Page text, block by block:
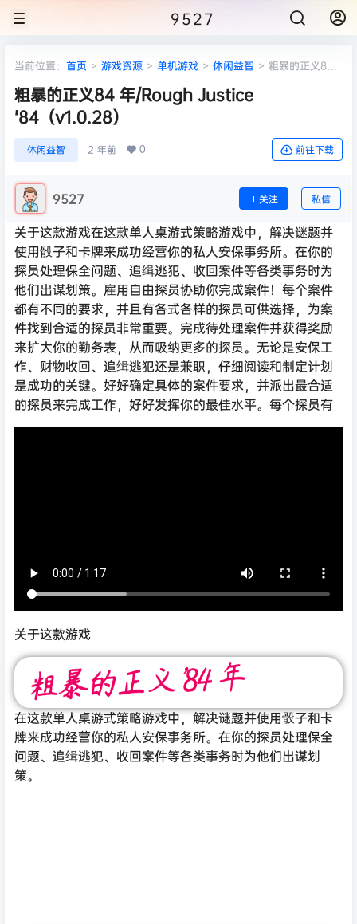
9527
当前位置： 首页 > 游戏资源 > 单机游戏 > 休闲益智 > 粗暴的正义84
粗暴的正义84 年/Rough Justice
’84（v1.0.28）
休闲益智 2 年前 0 前往下载
9527 关注 私信
关于这款游戏在这款单人桌游式策略游戏中，解决谜题并
使用骰子和卡牌来成功经营你的私人安保事务所。在你的
探员处理保全问题、追缉逃犯、收回案件等各类事务时为
他们出谋划策。雇用自由探员协助你完成案件！每个案件
都有不同的要求，并且有各式各样的探员可供选择，为案
件找到合适的探员非常重要。完成待处理案件并获得奖励
来扩大你的勤务表，从而吸纳更多的探员。无论是安保工
作、财物收回、追缉逃犯还是兼职，仔细阅读和制定计划
是成功的关键。好好确定具体的案件要求，并派出最合适
的探员来完成工作，好好发挥你的最佳水平。每个探员有
关于这款游戏
在这款单人桌游式策略游戏中，解决谜题并使用骰子和卡
牌来成功经营你的私人安保事务所。在你的探员处理保全
问题、追缉逃犯、收回案件等各类事务时为他们出谋划
策。